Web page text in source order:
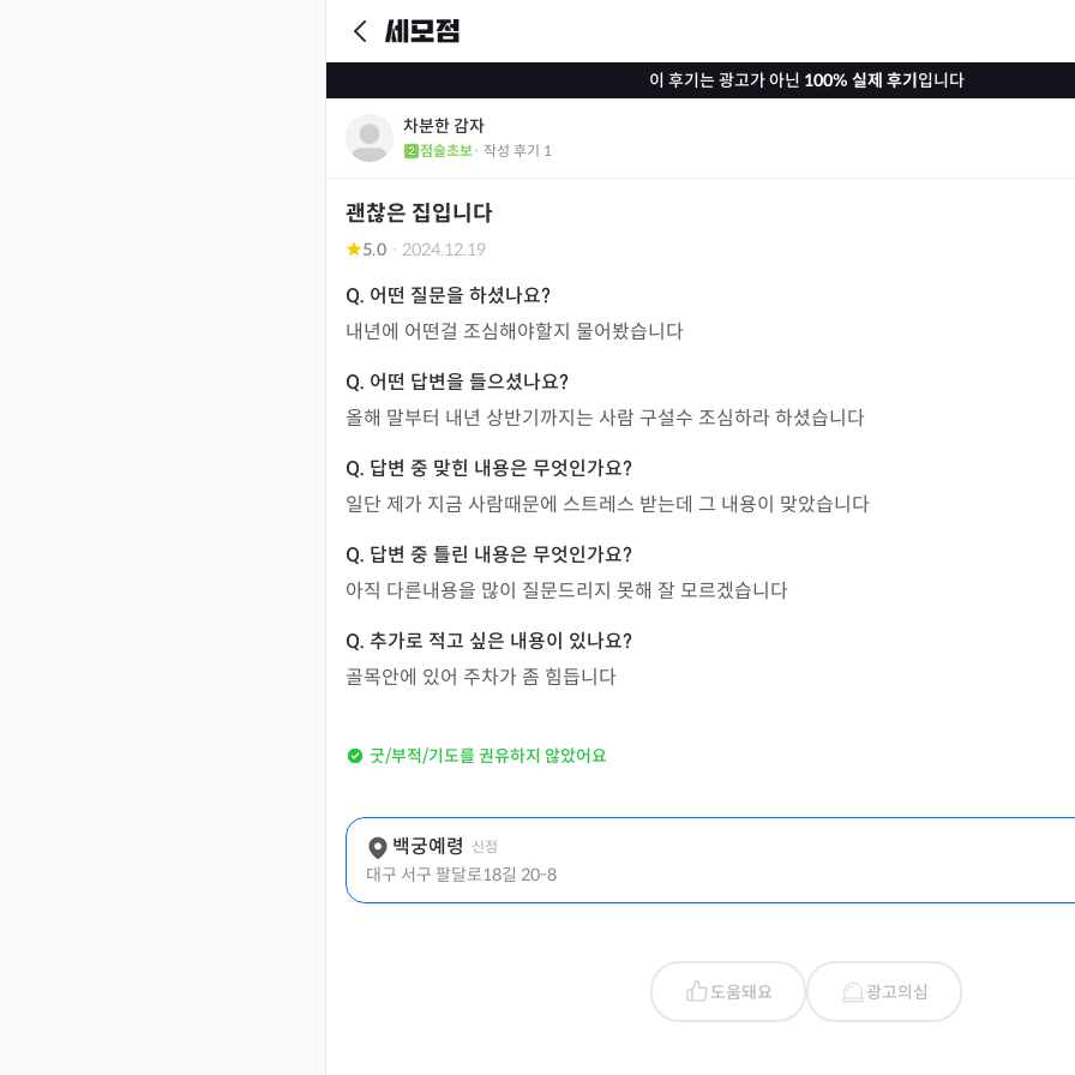
이 후기는 광고가 아닌 100% 실제 후기입니다
차분한 감자
점술초보· 작성 후기 1
괜찮은 집입니다
5.0 · 2024.12.19
내년에 어떤걸 조심해야할지 물어봤습니다
올해 말부터 내년 상반기까지는 사람 구설수 조심하라 하셨습니다
일단 제가 지금 사람때문에 스트레스 받는데 그 내용이 맞았습니다
아직 다른내용을 많이 질문드리지 못해 잘 모르겠습니다
골목안에 있어 주차가 좀 힘듭니다
굿/부적/기도를 권유하지 않았어요
백궁예령 신점
대구 서구 팔달로18길 20-8
도움돼요 광고의심